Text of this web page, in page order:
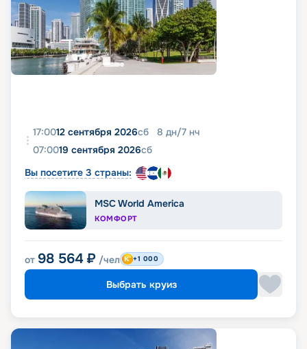
17:0012 сентября 2026сб 8 дн/7 нч
07:0019 сентября 2026сб
Вы посетите 3 страны:
MSC World America
КОМФОРТ
от 98 564 ₽ /чел +1 000
Выбрать круиз